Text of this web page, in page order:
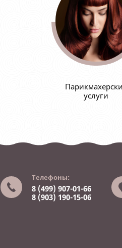
услуги
Телефоны:
8 (499) 907-01-66
8 (903) 190-15-06